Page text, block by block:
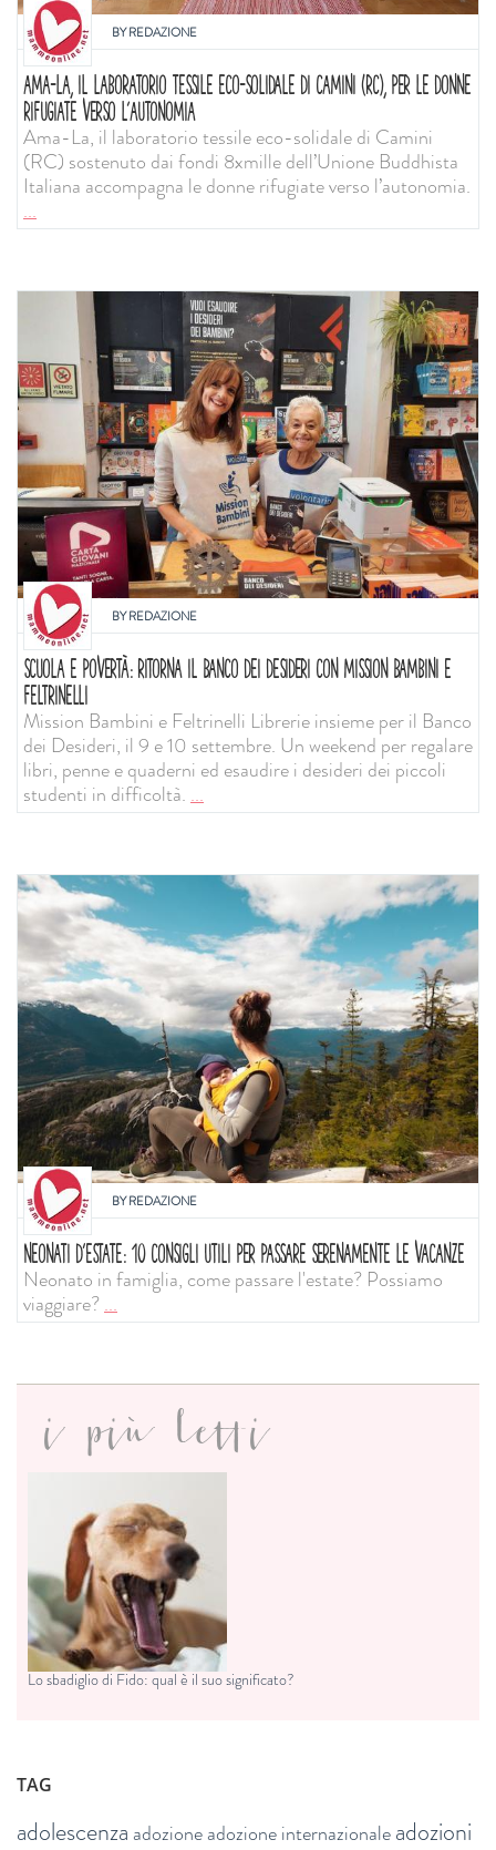
BYREDAZIONE
AMA-LA, IL LABORATORIO TESSILE ECO-SOLIDALE DI CAMINI (RC), PER LE DONNE
RIFUGIATE VERSO L’AUTONOMIA
Ama-La, il laboratorio tessile eco-solidale di Camini
(RC) sostenuto dai fondi 8xmille dell’Unione Buddhista
Italiana accompagna le donne rifugiate verso l’autonomia.
...
BYREDAZIONE
SCUOLA E POVERTÀ: RITORNA IL BANCO DEI DESIDERI CON MISSION BAMBINI E
FELTRINELLI
Mission Bambini e Feltrinelli Librerie insieme per il Banco
dei Desideri, il 9 e 10 settembre. Un weekend per regalare
libri, penne e quaderni ed esaudire i desideri dei piccoli
studenti in difficoltà....
BYREDAZIONE
NEONATI D'ESTATE: 10 CONSIGLI UTILI PER PASSARE SERENAMENTE LE VACANZE
Neonato in famiglia, come passare l'estate? Possiamo
viaggiare?...
i più letti
Lo sbadiglio di Fido: qual è il suo significato?
TAG
adolescenza adozioneadozione internazionaleadozioni